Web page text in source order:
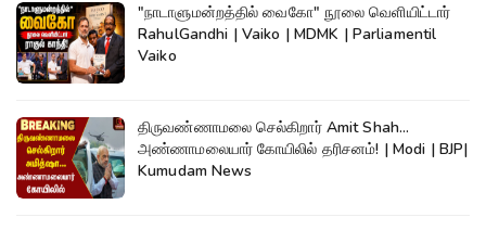
"நாடாளுமன்றத்தில் வைகோ" நூலை வெளியிட்டார்
RahulGandhi | Vaiko | MDMK | Parliamentil
Vaiko
திருவண்ணாமலை செல்கிறார் Amit Shah...
அண்ணாமலையார் கோயிலில் தரிசனம்! | Modi | BJP|
Kumudam News